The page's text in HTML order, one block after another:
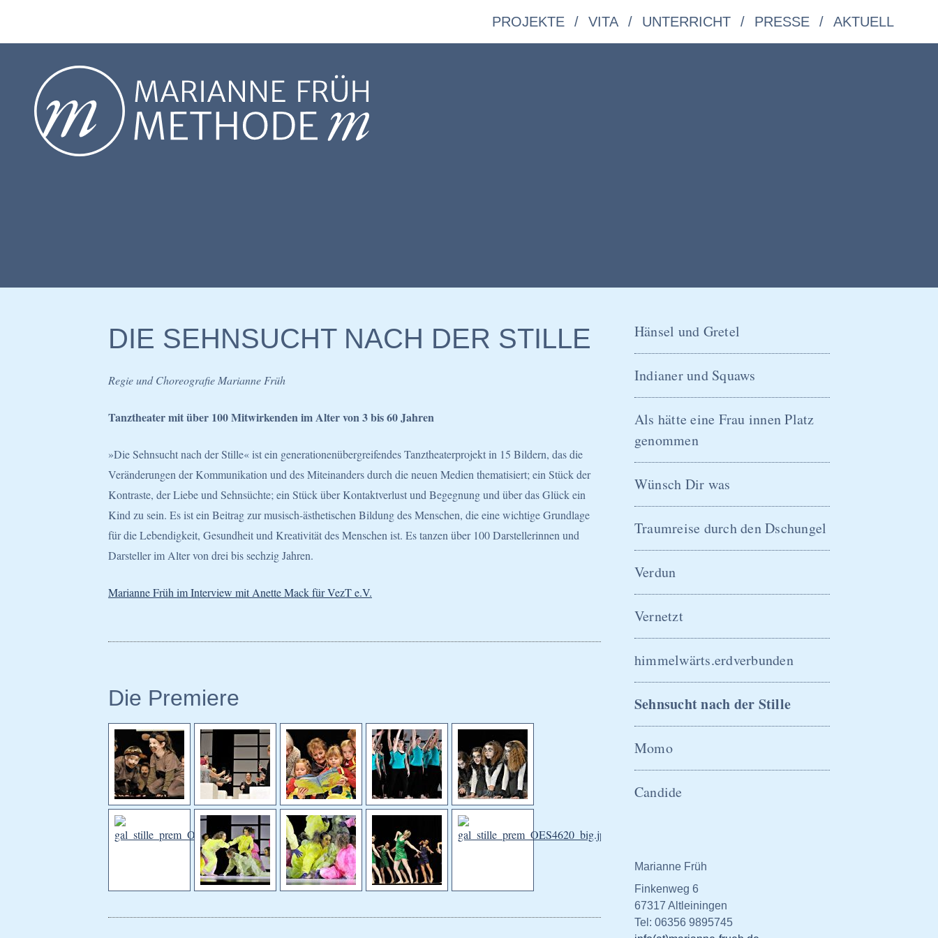
PROJEKTE VITA UNTERRICHT PRESSE AKTUELL
DIE SEHNSUCHT NACH DER STILLE
Regie und Choreografie Marianne Früh
Tanztheater mit über 100 Mitwirkenden im Alter von 3 bis 60 Jahren
»Die Sehnsucht nach der Stille« ist ein generationenübergreifendes Tanztheaterprojekt in 15 Bildern, das die
Veränderungen der Kommunikation und des Miteinanders durch die neuen Medien thematisiert; ein Stück der
Kontraste, der Liebe und Sehnsüchte; ein Stück über Kontaktverlust und Begegnung und über das Glück ein
Kind zu sein. Es ist ein Beitrag zur musisch-ästhetischen Bildung des Menschen, die eine wichtige Grundlage
für die Lebendigkeit, Gesundheit und Kreativität des Menschen ist. Es tanzen über 100 Darstellerinnen und
Darsteller im Alter von drei bis sechzig Jahren.
Marianne Früh im Interview mit Anette Mack für VezT e.V.
Die Premiere
Navigation
Hänsel und Gretel
Indianer und Squaws
Als hätte eine Frau innen Platz
genommen
Wünsch Dir was
Traumreise durch den Dschungel
Verdun
Vernetzt
himmelwärts.erdverbunden
Sehnsucht nach der Stille
Momo
Candide
Marianne Früh
Finkenweg 6
67317 Altleiningen
Tel: 06356 9895745